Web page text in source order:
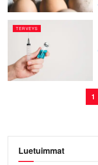
TERVEYS
1
Luetuimmat